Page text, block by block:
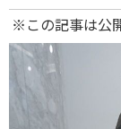
※この記事は公